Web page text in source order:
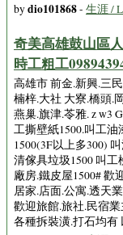
bydio101868- 生涯 /
奇美高雄鼓山區
時工粗工
高雄市 前金.新興.三
楠梓.大社 大寮.橋頭.
燕巢.旗津.苓雅. z w3
工撕壁紙1500.叫工油
1500(3F以上多300)
清傢具垃圾1500 叫工
廠房.鐵皮屋1500# 歡
居家.店面.公寓.透天
歡迎旅館.旅社.民宿
各種拆裝潢.打石均有